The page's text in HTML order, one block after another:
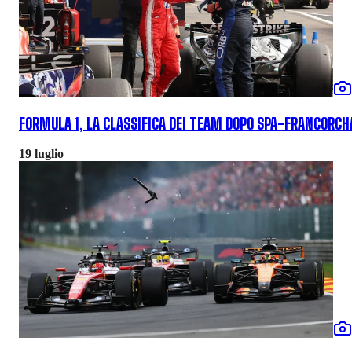
FORMULA 1, LA CLASSIFICA DEI TEAM DOPO SPA-
19 luglio